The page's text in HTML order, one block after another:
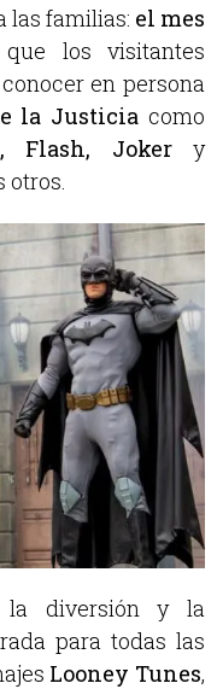
las familias: el mes
los visitantes
en persona
la Justicia como
Flash, Jokery
otros.
la diversión y la
para todas las
Looney Tunes,